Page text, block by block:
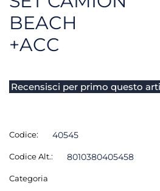
BEACH
+ACC
Recensisci per primo questo
Codice: 40545
Codice Alt.: 8010380405458
Categoria